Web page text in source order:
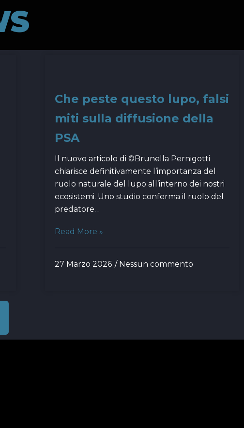
Che peste questo lupo, falsi
miti sulla diffusione della
PSA
Il nuovo articolo di ©Brunella Pernigotti
chiarisce definitivamente l’importanza del
ruolo naturale del lupo all’interno dei nostri
ecosistemi. Uno studio conferma il ruolo del
predatore…
Read More »
27 Marzo 2026 Nessun commento